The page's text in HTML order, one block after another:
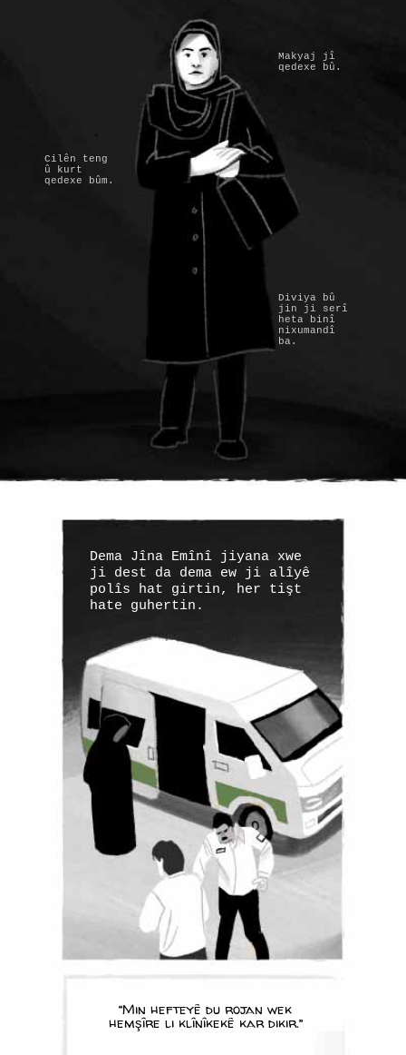
Makyaj jî
qedexe bû.
Cilên teng
û kurt
qedexe bûm.
Diviya bû
jin ji serî
heta binî
nixumandî
ba.
Dema Jîna Emînî jiyana xwe
ji dest da dema ew ji alîyê
polîs hat girtin, her tişt
hate guhertin.
“Min hefteyê du rojan wek
hemşîre li klînîkekê kar dikir.”